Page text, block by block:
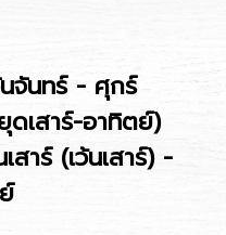
จันทร์ - ศุกร์
เสาร์-อาทิตย์)
าร์ (เว้นเสาร์) -